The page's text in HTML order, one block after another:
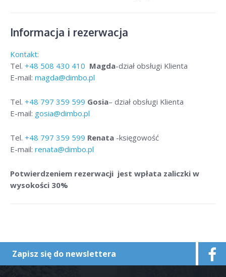
Informacja i rezerwacja
Kontakt:
Tel. +48 508 430 410 Magda-dział obsługi Klienta
E-mail: magda@dimbo.pl
Tel. +48 797 359 599 Gosia– dział obsługi Klienta
E-mail: gosia@dimbo.pl
Tel. +48 797 359 599 Renata -księgowość
E-mail: renata@dimbo.pl
Potwierdzeniem rezerwacji jest wpłata zaliczki w
wysokości 30%
Zapisz się do newslettera